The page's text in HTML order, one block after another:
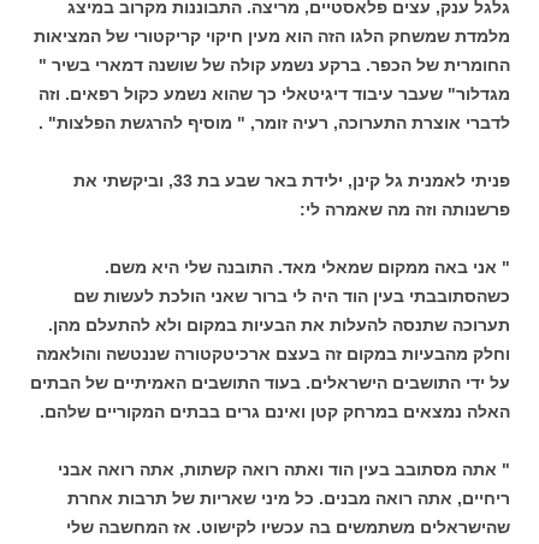
גלגל ענק, עצים פלאסטיים, מריצה. התבוננות מקרוב במיצג
מלמדת שמשחק הלגו הזה הוא מעין חיקוי קריקטורי של המציאות
החומרית של הכפר. ברקע נשמע קולה של שושנה דמארי בשיר "
מגדלור" שעבר עיבוד דיגיטאלי כך שהוא נשמע כקול רפאים. וזה
לדברי אוצרת התערוכה, רעיה זומר, " מוסיף להרגשת הפלצות" .
פניתי לאמנית גל קינן, ילידת באר שבע בת 33, וביקשתי את
פרשנותה וזה מה שאמרה לי:
" אני באה ממקום שמאלי מאד. התובנה שלי היא משם.
כשהסתובבתי בעין הוד היה לי ברור שאני הולכת לעשות שם
תערוכה שתנסה להעלות את הבעיות במקום ולא להתעלם מהן.
וחלק מהבעיות במקום זה בעצם ארכיטקטורה שננטשה והולאמה
על ידי התושבים הישראלים. בעוד התושבים האמיתיים של הבתים
האלה נמצאים במרחק קטן ואינם גרים בבתים המקוריים שלהם.
" אתה מסתובב בעין הוד ואתה רואה קשתות, אתה רואה אבני
ריחיים, אתה רואה מבנים. כל מיני שאריות של תרבות אחרת
שהישראלים משתמשים בה עכשיו לקישוט. אז המחשבה שלי